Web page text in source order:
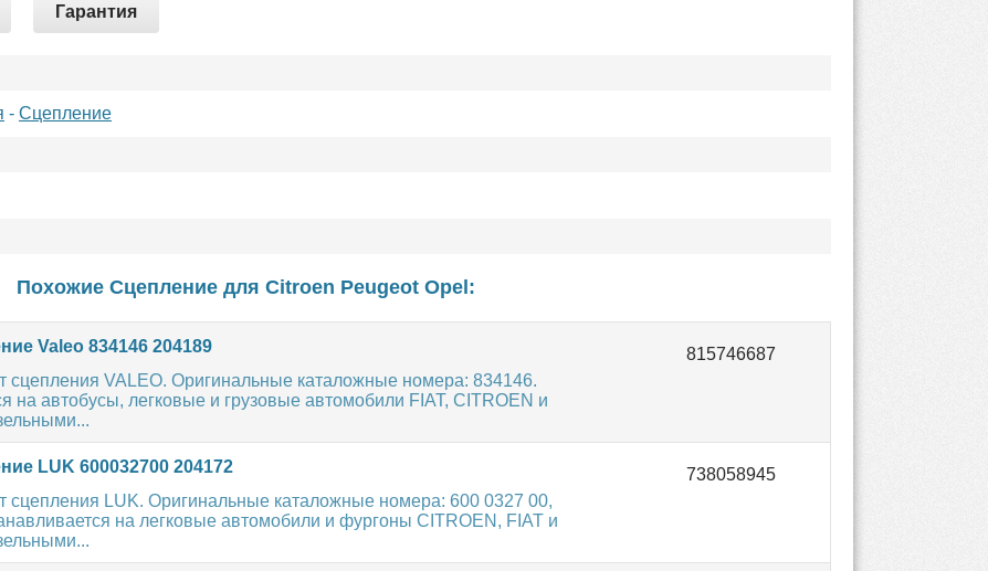
Гарантия
- Сцепление
Похожие Сцепление для Citroen Peugeot Opel :
Valeo 834146 204189
сцепления VALEO. Оригинальные каталожные номера: 834146.
на автобусы, легковые и грузовые автомобили FIAT, CITROEN и
LUK 600032700 204172
сцепления LUK. Оригинальные каталожные номера: 600 0327 00,
на легковые автомобили и фургоны CITROEN, FIAT и